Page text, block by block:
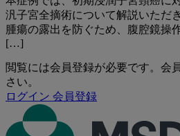
汎子宮全摘術について解説いただ
腫瘍の露出を防ぐため、腹腔鏡操
[…]
閲覧には会員登録が必要です。会
さい。
ログイン 会員登録